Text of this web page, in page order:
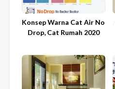
Konsep Warna Cat Air No
Drop, Cat Rumah 2020